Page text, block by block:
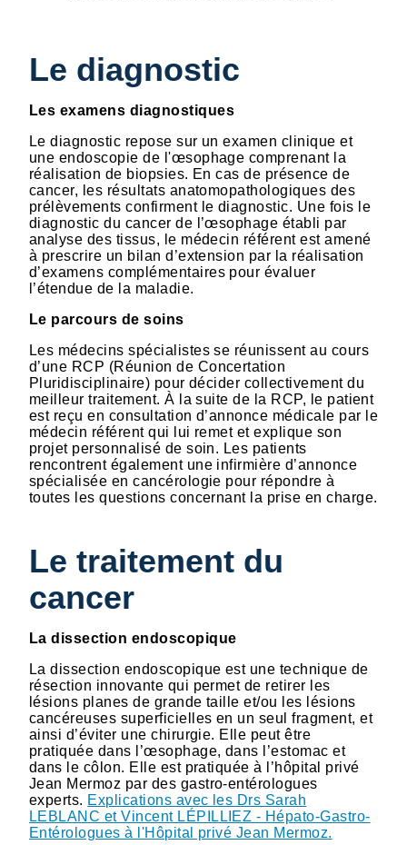
Le diagnostic
Les examens diagnostiques
Le diagnostic repose sur un examen clinique et
une endoscopie de l'œsophage comprenant la
réalisation de biopsies. En cas de présence de
cancer, les résultats anatomopathologiques des
prélèvements confirment le diagnostic. Une fois le
diagnostic du cancer de l’œsophage établi par
analyse des tissus, le médecin référent est amené
à prescrire un bilan d’extension par la réalisation
d’examens complémentaires pour évaluer
l’étendue de la maladie.
Le parcours de soins
Les médecins spécialistes se réunissent au cours
d’une RCP (Réunion de Concertation
Pluridisciplinaire) pour décider collectivement du
meilleur traitement. À la suite de la RCP, le patient
est reçu en consultation d’annonce médicale par le
médecin référent qui lui remet et explique son
projet personnalisé de soin. Les patients
rencontrent également une infirmière d’annonce
spécialisée en cancérologie pour répondre à
toutes les questions concernant la prise en charge.
Le traitement du
cancer
La dissection endoscopique
La dissection endoscopique est une technique de
résection innovante qui permet de retirer les
lésions planes de grande taille et/ou les lésions
cancéreuses superficielles en un seul fragment, et
ainsi d’éviter une chirurgie. Elle peut être
pratiquée dans l’œsophage, dans l’estomac et
dans le côlon. Elle est pratiquée à l’hôpital privé
Jean Mermoz par des gastro-entérologues
experts. Explications avec les Drs Sarah
LEBLANC et Vincent LÉPILLIEZ - Hépato-Gastro-
Entérologues à l'Hôpital privé Jean Mermoz.